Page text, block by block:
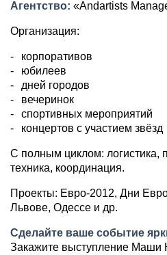
Агентство: «Andartists
Организация:
корпоративов
юбилеев
дней городов
вечеринок
спортивных мероприятий
концертов с участием звёзд
С полным циклом: логистика,
техника, координация.
Проекты: Евро-2012, Дни
Львове, Одессе и др.
Сделайте ваше событие
Закажите выступление Маши